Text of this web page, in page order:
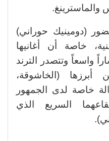
والماسترينغ.
(دومينيك حوراني)
خاصة أن أغانيها
واسعاً وتتصدر الترند
أبرزها (الخاشوقة،
خاصة لدى الجمهور
السريع الذي